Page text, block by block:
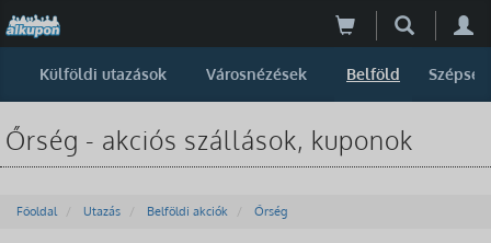
Külföldi utazások Városnézések Belföld Szépség
Őrség - akciós szállások, kuponok
Főoldal Utazás Belföldi akciók Őrség